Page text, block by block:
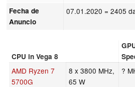
Fecha de
Anuncio
07.01.2020 = 2405
CPU in Vega 8
AMD Ryzen 7
5700G
8 x 3800 MHz,
65 W
?